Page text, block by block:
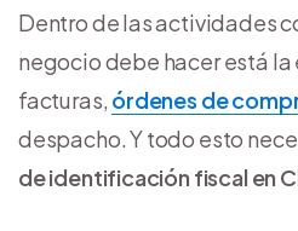
Dentro de las actividades
negocio debe hacer está la
facturas, órdenes de
despacho. Y todo esto
de identificación fiscal en